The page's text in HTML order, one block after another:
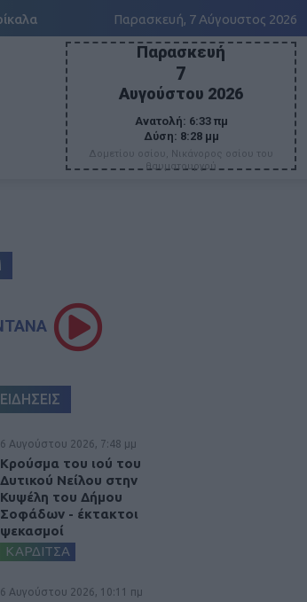
Παρασκευή, 7 Αύγουστος 2026
Παρασκευή
7
Αυγούστου 2026
Ανατολή: 6:33 πμ
Δύση: 8:28 μμ
Δομετίου οσίου, Νικάνορος οσίου του
θαυματουργού
6 Αυγούστου 2026, 7:48 μμ
Κρούσμα του ιού του
Δυτικού Νείλου στην
Κυψέλη του Δήμου
Σοφάδων - έκτακτοι
ψεκασμοί
ΚΑΡΔΙΤΣΑ
6 Αυγούστου 2026, 10:11 πμ